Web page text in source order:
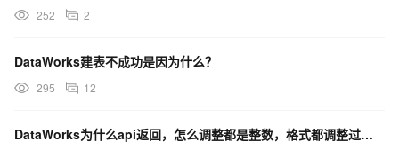
252 2
DataWorks建表不成功是因为什么？
295 12
DataWorks为什么api返回，怎么调整都是整数，格式都调整过了的？